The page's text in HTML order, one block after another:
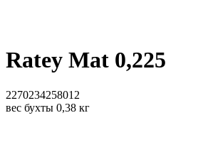
Ratey Mat 0,225
2270234258012
вес бухты 0,38 кг